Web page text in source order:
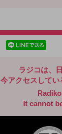
ラジコは、
今アクセスしてい
It cannot